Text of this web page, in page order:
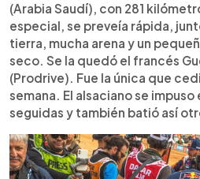
(Arabia Saudí), con 281
especial, se preveía rápida,
tierra, mucha arena y un
seco. Se la quedó el francés
(Prodrive). Fue la única que
semana. El alsaciano se
seguidas y también batió así